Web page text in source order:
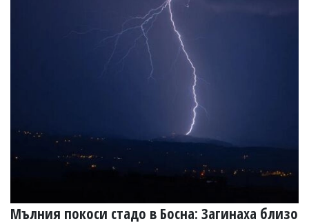
Мълния покоси стадо в Босна: Загинаха близо